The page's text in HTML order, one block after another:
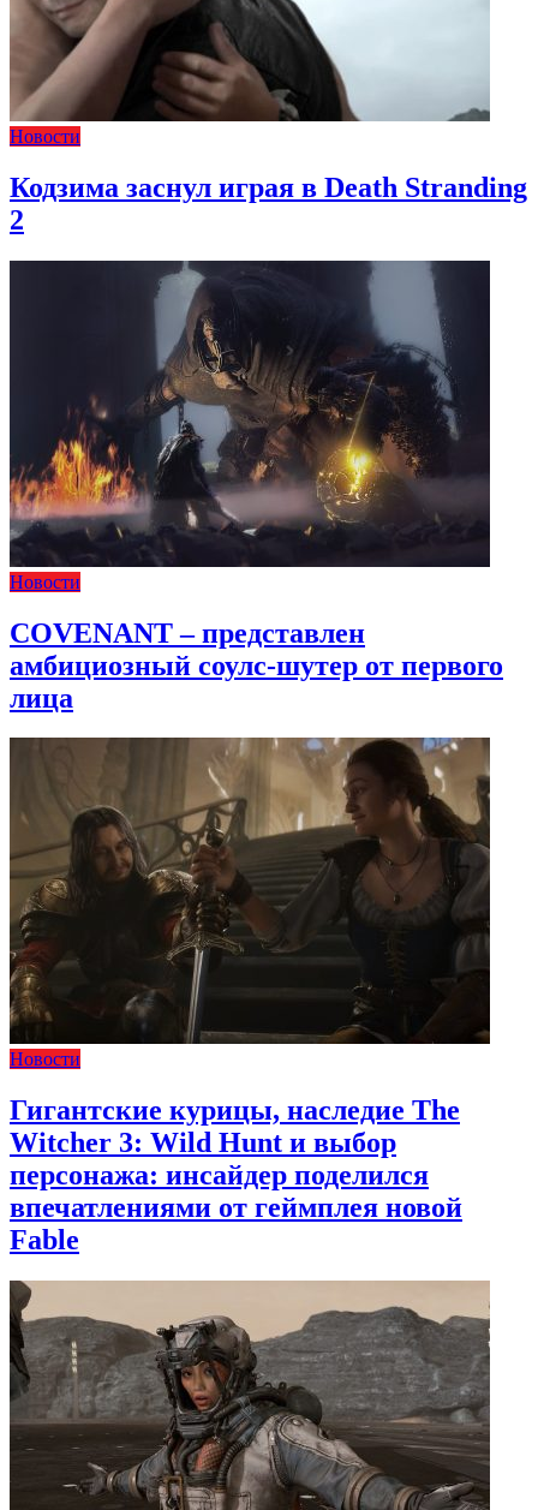
Новости
Кодзима заснул играя в Death Stranding
2
Новости
COVENANT – представлен
амбициозный соулс-шутер от первого
лица
Новости
Гигантские курицы, наследие The
Witcher 3: Wild Hunt и выбор
персонажа: инсайдер поделился
впечатлениями от геймплея новой
Fable